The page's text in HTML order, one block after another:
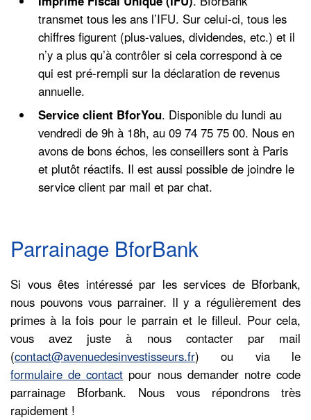
transmet tous les ans l’IFU. Sur celui-ci, tous les
chiffres figurent (plus-values, dividendes, etc.) et il
n’y a plus qu’à contrôler si cela correspond à ce
qui est pré-rempli sur la déclaration de revenus
annuelle.
Service client BforYou. Disponible du lundi au
vendredi de 9h à 18h, au 09 74 75 75 00. Nous en
avons de bons échos, les conseillers sont à Paris
et plutôt réactifs. Il est aussi possible de joindre le
service client par mail et par chat.
Parrainage BforBank
Si vous êtes intéressé par les services de Bforbank,
nous pouvons vous parrainer. Il y a régulièrement des
primes à la fois pour le parrain et le filleul. Pour cela,
vous avez juste à nous contacter par mail
(contact@avenuedesinvestisseurs.fr) ou via le
formulaire de contact pour nous demander notre code
parrainage Bforbank. Nous vous répondrons très
rapidement !